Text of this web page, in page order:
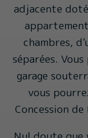
adjacente
chambres,
séparées.
garage
vous
Concession